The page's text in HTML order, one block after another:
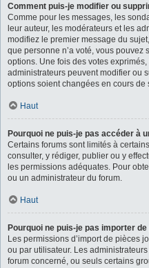
Comment puis-je modifier ou
Comme pour les messages, les
leur auteur, les modérateurs et les
modifiez le premier message du
que personne n’a voté, vous
options. Une fois des votes
administrateurs peuvent modifier ou
options soient changées en cours de
Haut
Pourquoi ne puis-je pas accéder à
Certains forums sont limités à
consulter, y rédiger, publier ou y
les permissions adéquates. Pour
ou un administrateur du forum.
Haut
Pourquoi ne puis-je pas importer
Les permissions d’import de pièces
ou par utilisateur. Les
forum concerné, ou seuls certains